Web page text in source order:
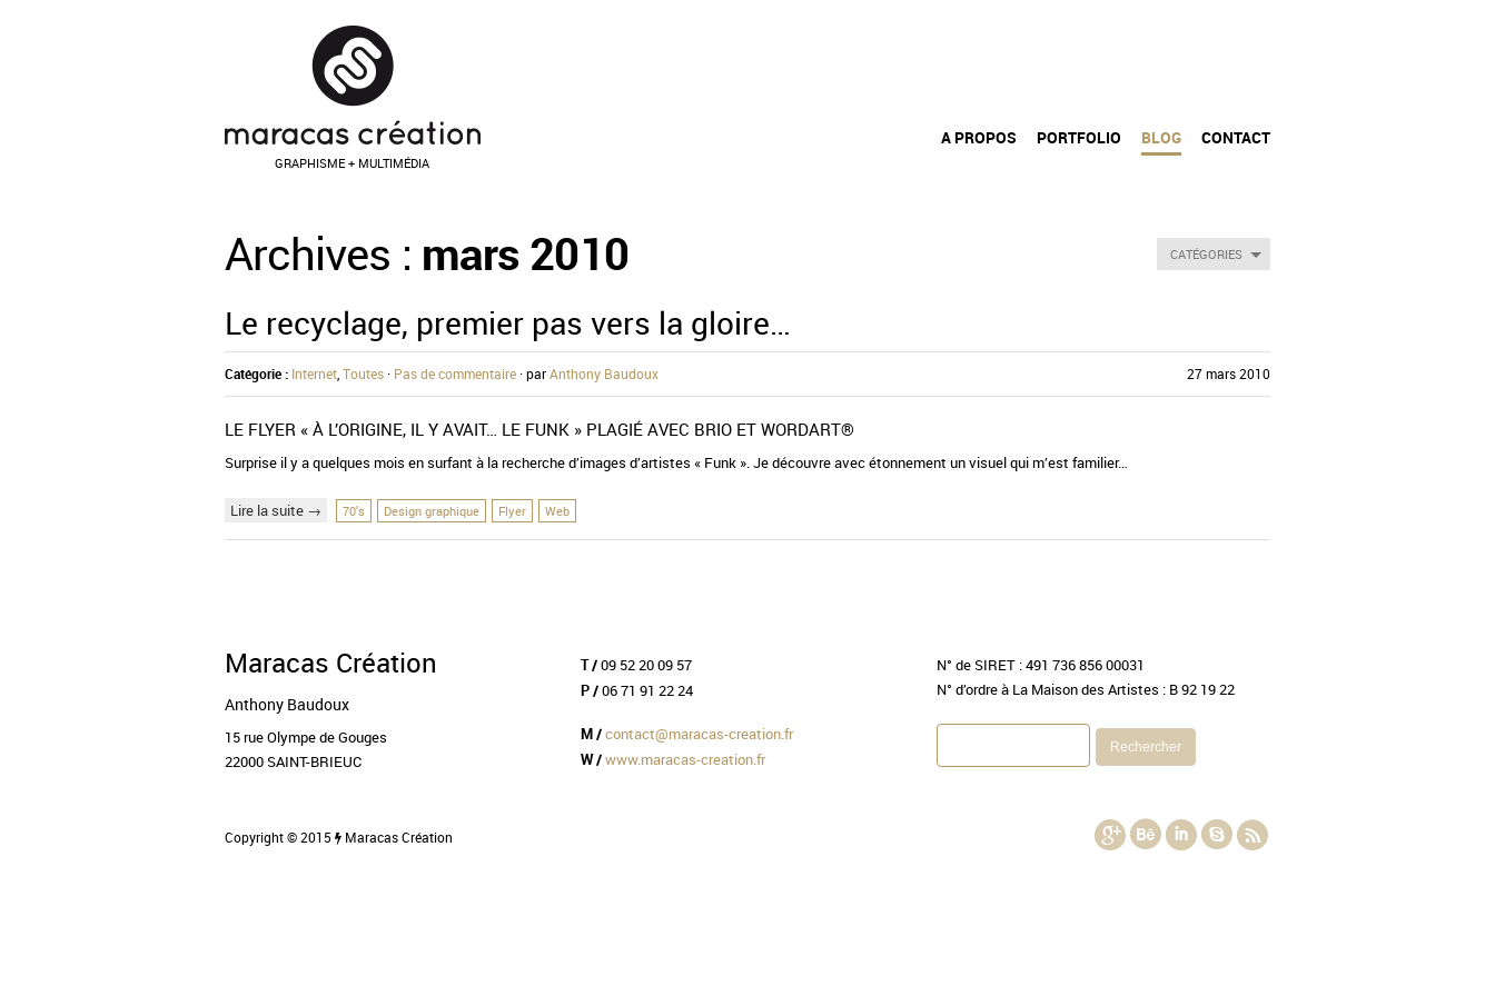
GRAPHISME + MULTIMÉDIA
A PROPOS PORTFOLIO BLOG CONTACT
Archives : mars 2010 CATÉGORIES
Le recyclage, premier pas vers la gloire…
Catégorie : Internet Toutes · Pas de commentaire · parAnthony Baudoux 27 mars 2010
LE FLYER « À L’ORIGINE, IL Y AVAIT… LE FUNK » PLAGIÉ AVEC BRIO ET WORDART®
Surprise il y a quelques mois en surfant à la recherche d’images d’artistes « Funk ». Je découvre avec étonnement un visuel qui m’est familier…
Lire la suite → 70's Design graphique Flyer Web
Maracas Création
Anthony Baudoux
15 rue Olympe de Gouges
22000 SAINT-BRIEUC
T / 09 52 20 09 57
P / 06 71 91 22 24
M / contact@maracas-creation.fr
W / www.maracas-creation.fr
N° de SIRET : 491 736 856 00031
N° d’ordre à La Maison des Artistes : B 92 19 22
Copyright © 2015 Maracas Création geihr